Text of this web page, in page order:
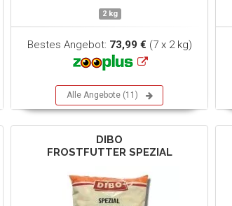
2 kg
Bestes Angebot: 73,99 € (7 x 2 kg)
Alle Angebote (11)
DIBO
FROSTFUTTER SPEZIAL